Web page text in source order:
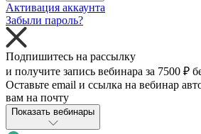
Активация аккаунта
Забыли пароль?
Подпишитесь на рассылку
и получите запись вебинара за 7500 ₽
Оставьте email и ссылка на вебинар
вам на почту
Показать вебинары